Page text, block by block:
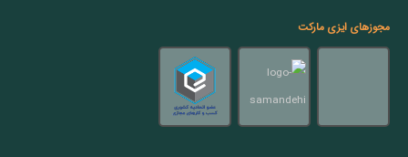
مجوزهای ایزی مارکت